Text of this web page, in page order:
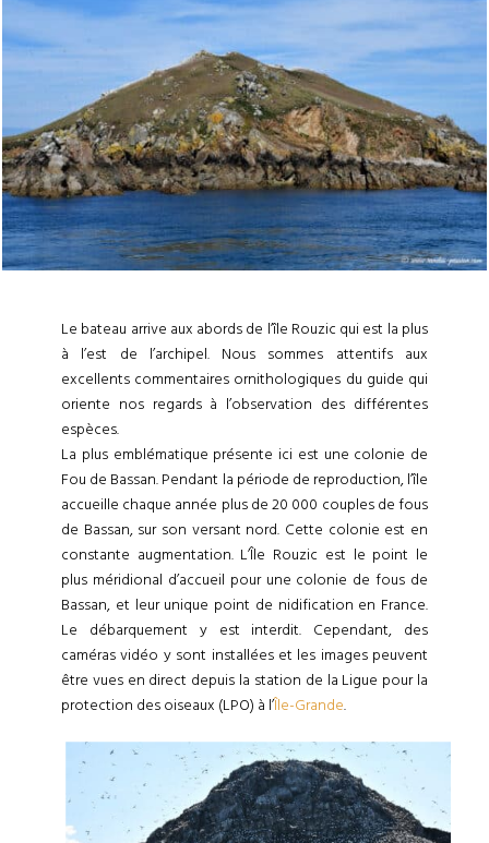
Le bateau arrive aux abords de l’île Rouzic qui est la plus
à l’est de l’archipel. Nous sommes attentifs aux
excellents commentaires ornithologiques du guide qui
oriente nos regards à l’observation des différentes
espèces.
La plus emblématique présente ici est une colonie de
Fou de Bassan. Pendant la période de reproduction, l’île
accueille chaque année plus de 20 000 couples de fous
de Bassan, sur son versant nord. Cette colonie est en
constante augmentation. L’Île Rouzic est le point le
plus méridional d’accueil pour une colonie de fous de
Bassan, et leur unique point de nidification en France.
Le débarquement y est interdit. Cependant, des
caméras vidéo y sont installées et les images peuvent
être vues en direct depuis la station de la Ligue pour la
protection des oiseaux (LPO) à l’Île-Grande.